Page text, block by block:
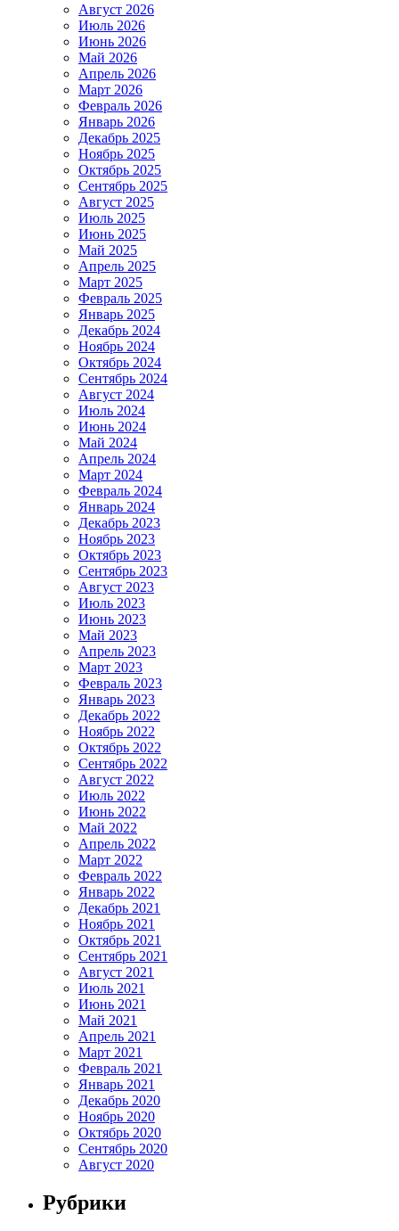
Август 2026
Июль 2026
Июнь 2026
Май 2026
Апрель 2026
Март 2026
Февраль 2026
Январь 2026
Декабрь 2025
Ноябрь 2025
Октябрь 2025
Сентябрь 2025
Август 2025
Июль 2025
Июнь 2025
Май 2025
Апрель 2025
Март 2025
Февраль 2025
Январь 2025
Декабрь 2024
Ноябрь 2024
Октябрь 2024
Сентябрь 2024
Август 2024
Июль 2024
Июнь 2024
Май 2024
Апрель 2024
Март 2024
Февраль 2024
Январь 2024
Декабрь 2023
Ноябрь 2023
Октябрь 2023
Сентябрь 2023
Август 2023
Июль 2023
Июнь 2023
Май 2023
Апрель 2023
Март 2023
Февраль 2023
Январь 2023
Декабрь 2022
Ноябрь 2022
Октябрь 2022
Сентябрь 2022
Август 2022
Июль 2022
Июнь 2022
Май 2022
Апрель 2022
Март 2022
Февраль 2022
Январь 2022
Декабрь 2021
Ноябрь 2021
Октябрь 2021
Сентябрь 2021
Август 2021
Июль 2021
Июнь 2021
Май 2021
Апрель 2021
Март 2021
Февраль 2021
Январь 2021
Декабрь 2020
Ноябрь 2020
Октябрь 2020
Сентябрь 2020
Август 2020
Рубрики